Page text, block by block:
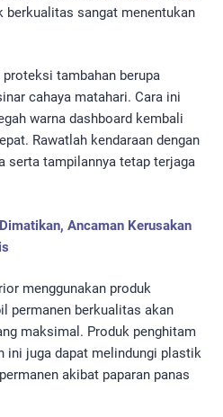
berkualitas sangat menentukan
tambahan berupa
cahaya matahari. Cara ini
warna dashboard kembali
Rawatlah kendaraan dengan
serta tampilannya tetap terjaga
Ancaman Kerusakan
menggunakan produk
permanen berkualitas akan
maksimal. Produk penghitam
ini juga dapat melindungi plastik
akibat paparan panas